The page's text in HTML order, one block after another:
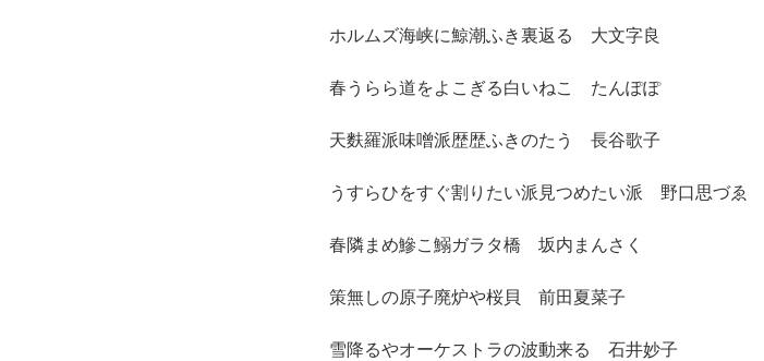
ホルムズ海峡に鯨潮ふき裏返る 大文字良
春うらら道をよこぎる白いねこ たんぽぽ
天麩羅派味噌派歴歴ふきのたう 長谷歌子
うすらひをすぐ割りたい派見つめたい派 野口思づゑ
春隣まめ鰺こ鰯ガラタ橋 坂内まんさく
策無しの原子廃炉や桜貝 前田夏菜子
雪降るやオーケストラの波動来る 石井妙子